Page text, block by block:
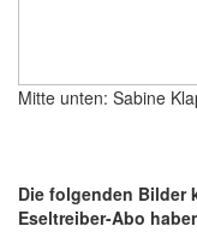
Mitte unten: Sabine
Die folgenden Bilder
Eseltreiber-Abo